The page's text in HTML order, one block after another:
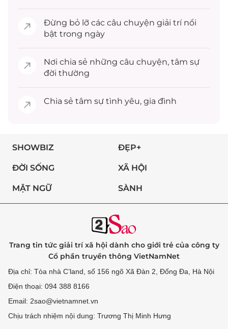
Đừng bỏ lỡ các câu chuyện giải trínổi
bật trong ngày
Nơi chia sẻ những câu chuyện, tâm sự
đời thường
Chia sẻ tâm sự tình yêu, gia đình
SHOWBIZ ĐẸP+
ĐỜI SỐNG XÃ HỘI
MẬT NGỮ SÀNH
Trang tin tức giải trí xã hội dành cho giới trẻ của công ty
Cổ phần truyền thông VietNamNet
Địa chỉ: Tòa nhà C’land, số 156 ngõ Xã Đàn 2, Đống Đa, Hà Nội
Điện thoại: 094 388 8166
Email: 2sao@vietnamnet.vn
Chịu trách nhiệm nội dung: Trương Thị Minh Hưng